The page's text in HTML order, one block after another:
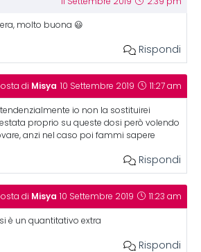
molto buona 😃
Rispondi
di Misya 10 Settembre 2019 11:27 am
io non la sostituirei
proprio su queste dosi però volendo
anzi nel caso poi fammi sapere
Rispondi
di Misya 10 Settembre 2019 11:23 am
è un quantitativo extra
Rispondi